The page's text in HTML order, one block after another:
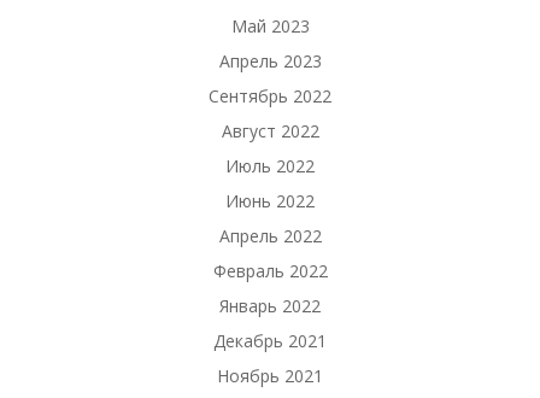
Май 2023
Апрель 2023
Сентябрь 2022
Август 2022
Июль 2022
Июнь 2022
Апрель 2022
Февраль 2022
Январь 2022
Декабрь 2021
Ноябрь 2021